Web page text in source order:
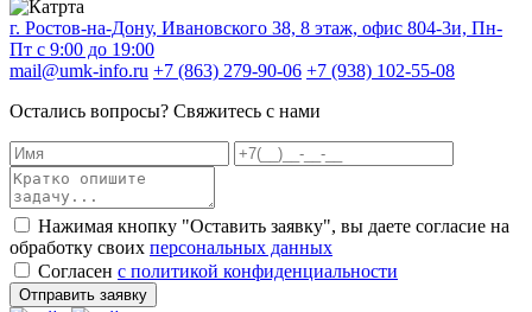
г. Ростов-на-Дону, Ивановского 38, 8 этаж, офис 804-3и, Пн-
Пт с 9:00 до 19:00
mail@umk-info.ru +7 (863) 279-90-06 +7 (938) 102-55-08
Остались вопросы? Свяжитесь с нами
Нажимая кнопку "Оставить заявку", вы даете согласие на
обработку своих персональных данных
Согласен с политикой конфиденциальности
Отправить заявку